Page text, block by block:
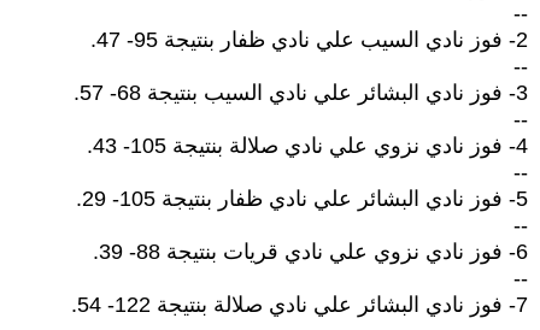
--
2- فوز نادي السيب علي نادي ظفار بنتيجة 95- 47.
--
3- فوز نادي البشائر علي نادي السيب بنتيجة 68- 57.
--
4- فوز نادي نزوي علي نادي صلالة بنتيجة 105- 43.
--
5- فوز نادي البشائر علي نادي ظفار بنتيجة 105- 29.
--
6- فوز نادي نزوي علي نادي قريات بنتيجة 88- 39.
--
7- فوز نادي البشائر علي نادي صلالة بنتيجة 122- 54.